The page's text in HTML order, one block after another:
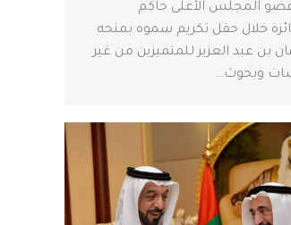
المجلس الأعلى حاكم
خلال حفل تكريم سموه بمنحه
بن عبد العزيز للمتميزين من غير
وبحوث…